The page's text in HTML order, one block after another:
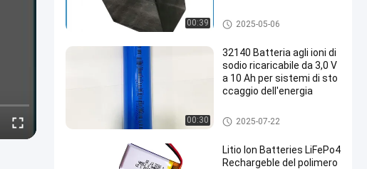
00:39 3.2V LiFePO4 batteria
2025-05-06
00:30
32140 Batteria agli ioni di
sodio ricaricabile da 3,0 V
a 10 Ah per sistemi di sto
ccaggio dell'energia
3.2V LiFePO4 batteria
2025-07-22
Litio Ion Batteries LiFePo4
Rechargeble del polimero